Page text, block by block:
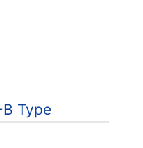
Type